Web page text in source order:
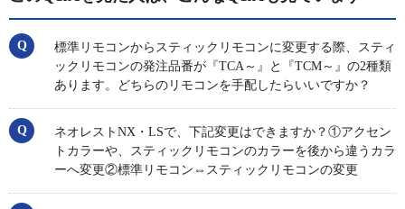
標準リモコンからスティックリモコンに変更する際、スティ
ックリモコンの発注品番が『TCA～』と『TCM～』の2種類
あります。どちらのリモコンを手配したらいいですか？
ネオレストNX・LSで、下記変更はできますか？①アクセン
トカラーや、スティックリモコンのカラーを後から違うカラ
ーへ変更②標準リモコン⇔スティックリモコンの変更